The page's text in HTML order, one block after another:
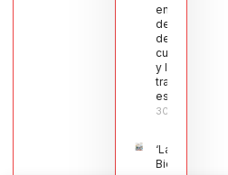
en defensa
del sector
de la
cuchillería
y la navaja
tradicional
española
30/07/2026
‘La
Bienvenida’,